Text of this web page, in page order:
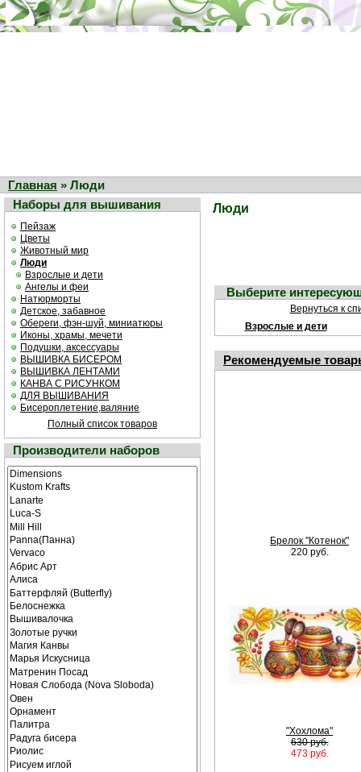
Главная » Люди
Наборы для вышивания
Пейзаж
Цветы
Животный мир
Люди
Взрослые и дети
Ангелы и феи
Натюрморты
Детское, забавное
Обереги, фэн-шуй, миниатюры
Иконы, храмы, мечети
Подушки, аксессуары
ВЫШИВКА БИСЕРОМ
ВЫШИВКА ЛЕНТАМИ
КАНВА С РИСУНКОМ
ДЛЯ ВЫШИВАНИЯ
Бисероплетение,валяние
Полный список товаров
Производители наборов
Люди
Выберите
Вернуться к
Взрослые и дети
Рекомендуемые
Брелок "Котенок"
220 руб.
"Хохлома"
630 руб.
473 руб.